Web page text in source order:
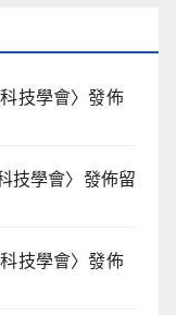
技學會〉發佈
技學會〉發佈留
技學會〉發佈